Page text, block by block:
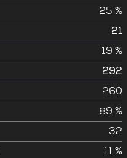
25 %
21
19 %
292
260
89 %
32
11 %